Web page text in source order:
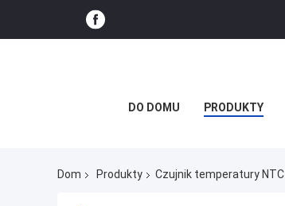
DO DOMU PRODUKTY
Dom Produkty Czujnik temperatury NTC